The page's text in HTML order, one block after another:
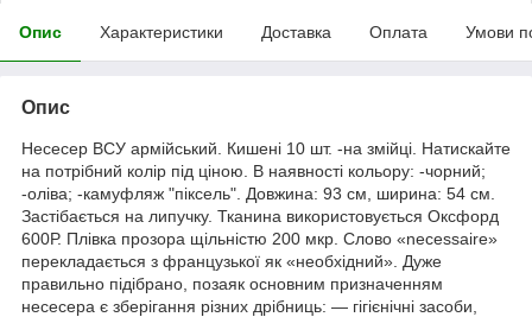
Опис Характеристики Доставка Оплата Умови
Опис
Несесер ВСУ армійський. Кишені 10 шт. -на змійці. Натискайте
на потрібний колір під ціною. В наявності кольору: -чорний;
-оліва; -камуфляж "піксель". Довжина: 93 см, ширина: 54 см.
Застібається на липучку. Тканина використовується Оксфорд
600Р. Плівка прозора щільністю 200 мкр. Слово «necessaire»
перекладається з французької як «необхідний». Дуже
правильно підібрано, позаяк основним призначенням
несесера є зберігання різних дрібниць: — гігієнічні засоби,